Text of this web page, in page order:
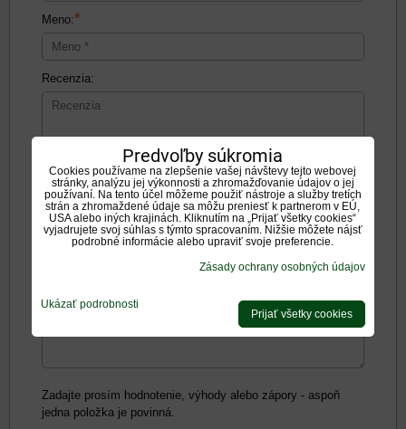
Meno:*
Recenzia:
Pozitíva:
Zadajte prosím hodnotenie, výhody alebo zápory - aspoň
jedna položka je povinná.
Predvoľby súkromia
Cookies používame na zlepšenie vašej návštevy tejto webovej
stránky, analýzu jej výkonnosti a zhromažďovanie údajov o jej
používaní. Na tento účel môžeme použiť nástroje a služby tretích
strán a zhromaždené údaje sa môžu preniesť k partnerom v EÚ,
USA alebo iných krajinách. Kliknutím na „Prijať všetky cookies“
vyjadrujete svoj súhlas s týmto spracovaním. Nižšie môžete nájsť
podrobné informácie alebo upraviť svoje preferencie.
Zásady ochrany osobných údajov
Ukázať podrobnosti
Prijať všetky cookies